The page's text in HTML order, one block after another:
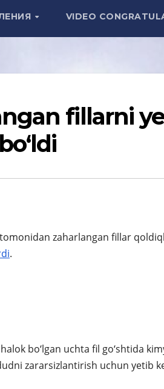
VIDEO
fillarni
zaharlangan fillar
.
bo‘lgan uchta fil go‘shtida
zararsizlantirish uchun yetib